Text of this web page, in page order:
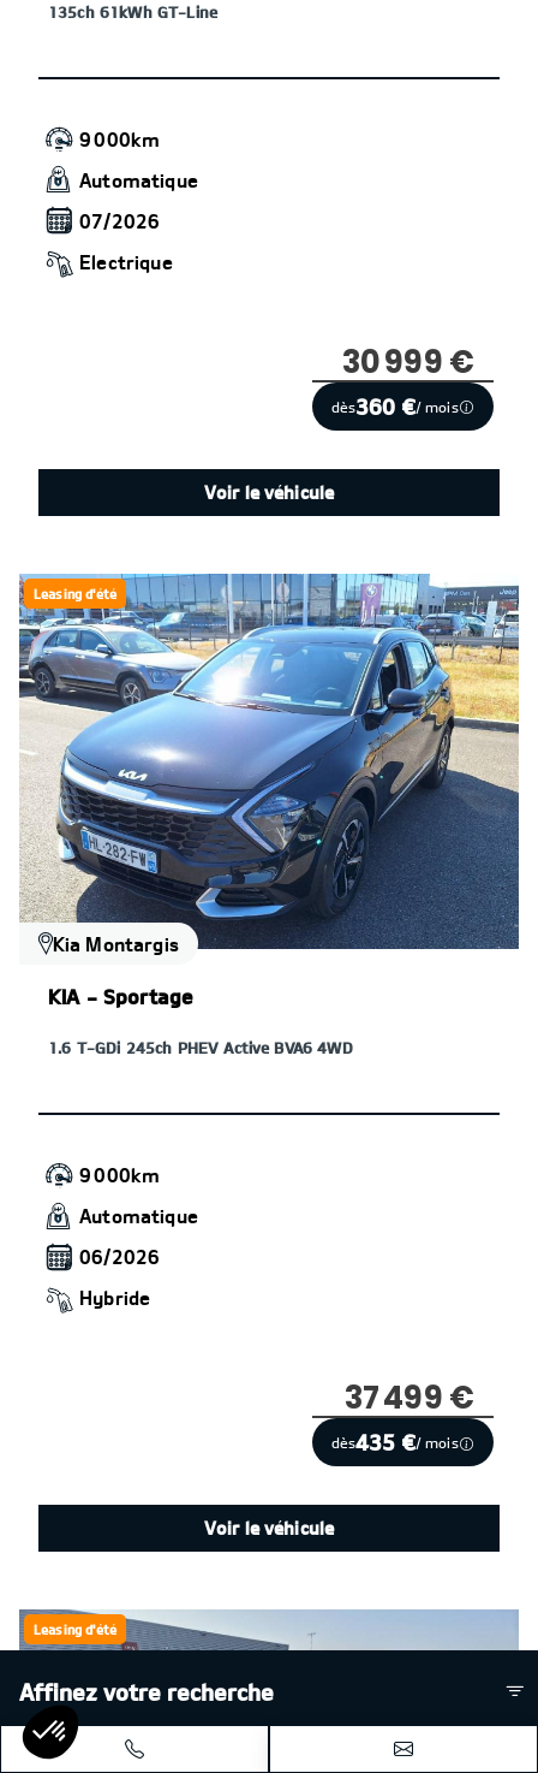
Affinez votre recherche
135ch 61kWh GT-Line
9 000km
Automatique
07/2026
Electrique
30 999 €
dès360 €/ mois
Voir le véhicule
Leasing d'été
Kia Montargis
KIA - Sportage
1.6 T-GDi 245ch PHEV Active BVA6 4WD
9 000km
Automatique
06/2026
Hybride
37 499 €
dès435 €/ mois
Voir le véhicule
Leasing d'été